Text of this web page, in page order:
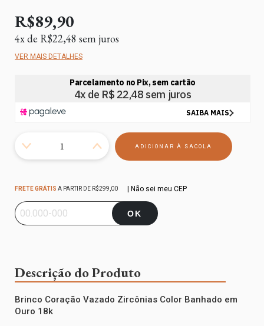
R$89,90
4x de R$22,48 sem juros
VER MAIS DETALHES
Entregas para o CEP:
FRETE GRÁTIS A PARTIR DE R$299,00 | Não sei meu CEP
OK
Descrição do Produto
Brinco Coração Vazado Zircônias Color Banhado em
Ouro 18k